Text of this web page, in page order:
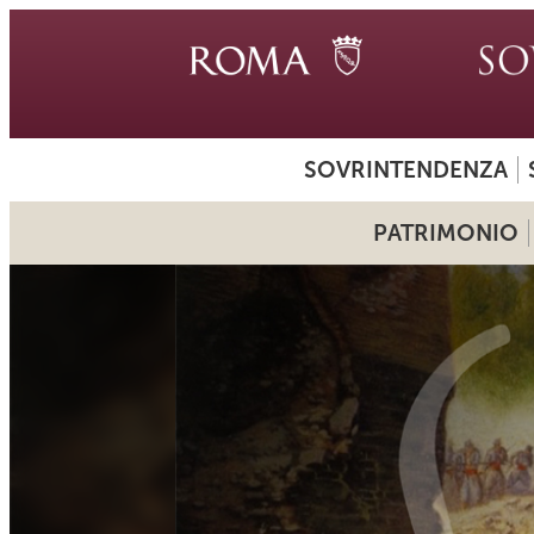
SOVRINTENDENZA
PATRIMONIO